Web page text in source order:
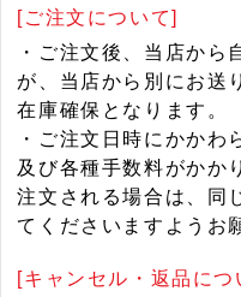
[ご注文について]
・ご注文後、当店から
が、当店から別にお送
在庫確保となります。
・ご注文日時にかかわ
及び各種手数料がかか
注文される場合は、同
てくださいますようお
[キャンセル・返品につ